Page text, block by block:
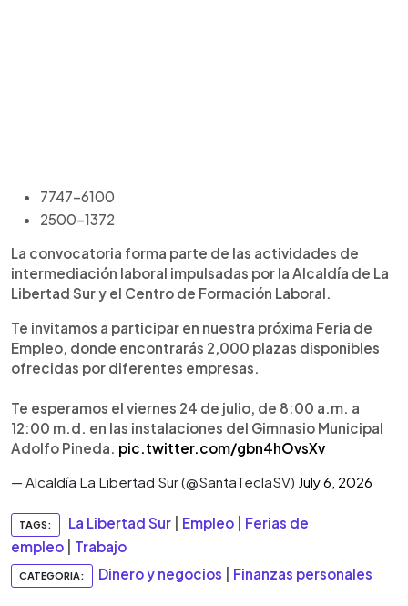
7747-6100
2500-1372
La convocatoria forma parte de las actividades de
intermediación laboral impulsadas por la Alcaldía de La
Libertad Sur y el Centro de Formación Laboral.
Te invitamos a participar en nuestra próxima Feria de
Empleo, donde encontrarás 2,000 plazas disponibles
ofrecidas por diferentes empresas.
Te esperamos el viernes 24 de julio, de 8:00 a.m. a
12:00 m.d. en las instalaciones del Gimnasio Municipal
Adolfo Pineda. pic.twitter.com/gbn4hOvsXv
— Alcaldía La Libertad Sur (@SantaTeclaSV) July 6, 2026
TAGS: La Libertad Sur Empleo
Ferias de
empleo
Trabajo
CATEGORIA: Dinero y negocios Finanzas personales